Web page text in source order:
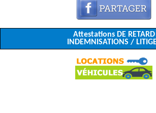
Attestations DE RETARD
INDEMNISATIONS /